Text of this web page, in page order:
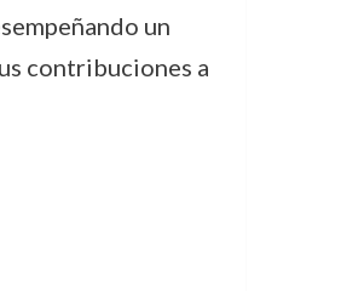
un
contribuciones a